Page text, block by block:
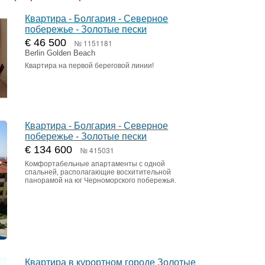
Квартира - Болгария - Северное
побережье - Золотые пески
€ 46 500 № 1151181
Berlin Golden Beach
Квартира на первой береговой линии!
Квартира - Болгария - Северное
побережье - Золотые пески
€ 134 600 № 415031
Комфортабельные апартаменты с одной
спальней, располагающие восхитительной
панорамой на юг Черноморского побережья.
Квартира в курортном городе Золотые